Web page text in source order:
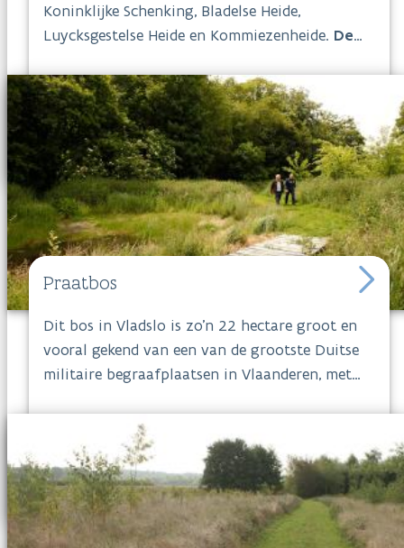
Koninklijke Schenking, Bladelse Heide,
Luycksgestelse Heide en Kommiezenheide. De
vlakbij de abdij van Postel maar je kunt ook
ruiteren via het ruiternetwerk.
Praatbos
Dit bos in Vladslo is zo'n 22 hectare groot en
vooral gekend van een van de grootste Duitse
militaire begraafplaatsen in Vlaanderen, met
wereldberoemde beeld 'Het treurende ouderpaar'
brengt de Duitse Käthe Kollwitz hulde aan haar
18-jarige gesneuvelde zoon. Op verschillende
plaatsen langs een wandeling door het bos
staan poëzieborden. In hetPraatbos kun je
genieten van de rust en de natuur.